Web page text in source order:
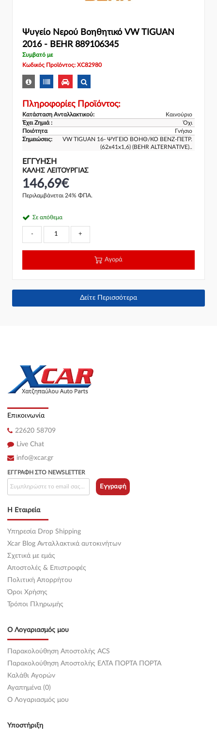
Ψυγείο Νερού Βοηθητικό VW TIGUAN
2016 - BEHR 889106345
Συμβατό με
Κωδικός Προϊόντος: XC82980
Πληροφορίες Προϊόντος:
Κατάσταση Ανταλλακτικού:
Καινούριο
Έχει Ζημιά :
Όχι
Ποιότητα
Γνήσιο
Σημειώσεις:
VW TIGUAN 16- ΨΥΓΕΙΟ ΒΟΗΘ/ΚΟ ΒΕΝΖ-ΠΕΤΡ.
(62x41x1,6) (BEHR ALTERNATIVE)..
ΕΓΓΎΗΣΗ
ΚΑΛΗΣ ΛΕΙΤΟΥΡΓΙΑΣ
146,69€
Περιλαμβάνεται 24% ΦΠΑ.
Σε απόθεμα
- +
Αγορά
Δείτε Περισσότερα
Επικοινωνία
22620 58709
Live Chat
info@xcar.gr
Η Εταιρεία
Υπηρεσία Drop Shipping
Xcar Blog Ανταλλακτικά αυτοκινήτων
Σχετικά με εμάς
Αποστολές & Επιστροφές
Πολιτική Απορρήτου
Όροι Χρήσης
Τρόποι Πληρωμής
Ο Λογαριασμός μου
Παρακολούθηση Αποστολής ACS
Παρακολούθηση Αποστολής ΕΛΤΑ ΠΟΡΤΑ ΠΟΡΤΑ
Καλάθι Αγορών
Αγαπημένα (0)
O Λογαριασμός μου
Υποστήριξη
ΕΓΓΡΑΦΉ ΣΤΟ NEWSLETTER
Εγγραφή